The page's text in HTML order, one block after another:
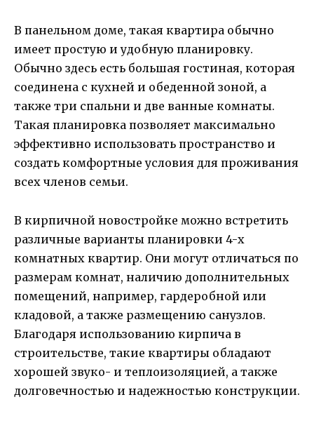
В панельном доме, такая квартира обычно
имеет простую и удобную планировку.
Обычно здесь есть большая гостиная, которая
соединена с кухней и обеденной зоной, а
также три спальни и две ванные комнаты.
Такая планировка позволяет максимально
эффективно использовать пространство и
создать комфортные условия для проживания
всех членов семьи.
В кирпичной новостройке можно встретить
различные варианты планировки 4-х
комнатных квартир. Они могут отличаться по
размерам комнат, наличию дополнительных
помещений, например, гардеробной или
кладовой, а также размещению санузлов.
Благодаря использованию кирпича в
строительстве, такие квартиры обладают
хорошей звуко- и теплоизоляцией, а также
долговечностью и надежностью конструкции.